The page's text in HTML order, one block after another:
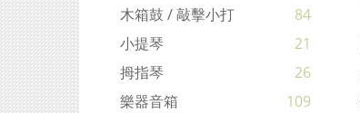
木箱鼓 / 敲擊小打
84
小提琴
21
拇指琴
26
樂器音箱
109